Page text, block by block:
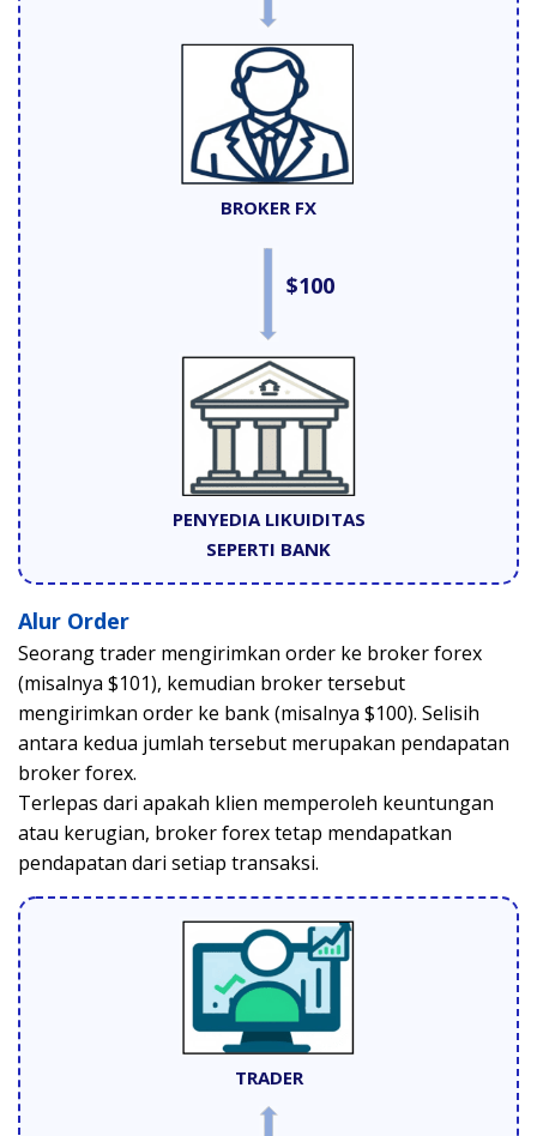
BROKER FX
$100
PENYEDIA LIKUIDITAS
SEPERTI BANK
Alur Order
Seorang trader mengirimkan order ke broker forex
(misalnya $101), kemudian broker tersebut
mengirimkan order ke bank (misalnya $100). Selisih
antara kedua jumlah tersebut merupakan pendapatan
broker forex.
Terlepas dari apakah klien memperoleh keuntungan
atau kerugian, broker forex tetap mendapatkan
pendapatan dari setiap transaksi.
TRADER